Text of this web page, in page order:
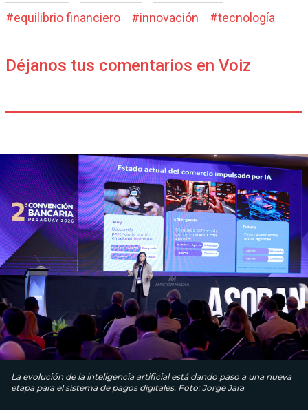
#equilibrio financiero #innovación #tecnología
Déjanos tus comentarios en Voiz
La evolución de la inteligencia artificial está dando paso a una nueva
etapa para el sistema de pagos digitales. Foto: Jorge Jara